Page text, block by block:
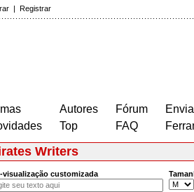
| Registrar
Autores
Top
Fórum
FAQ
Writers
visualização customizada